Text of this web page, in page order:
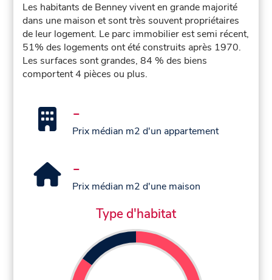
Les habitants de Benney vivent en grande majorité
dans une maison et sont très souvent propriétaires
de leur logement. Le parc immobilier est semi récent,
51% des logements ont été construits après 1970.
Les surfaces sont grandes, 84 % des biens
comportent 4 pièces ou plus.
-
Prix médian m2 d'un appartement
-
Prix médian m2 d'une maison
Type d'habitat